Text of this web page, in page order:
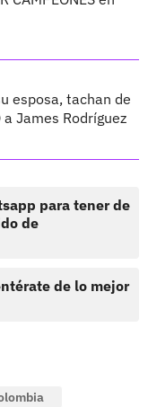
esposa, tachan de
a James Rodríguez
para tener de
de
de lo mejor